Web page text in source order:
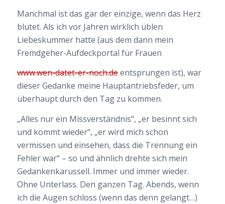
Manchmal ist das gar der einzige, wenn das Herz
blutet. Als ich vor Jahren wirklich üblen
Liebeskummer hatte (aus dem dann mein
Fremdgeher-Aufdeckportal für Frauen
www.wen-datet-er-noch.deentsprungen ist), war
dieser Gedanke meine Hauptantriebsfeder, um
überhaupt durch den Tag zu kommen.
„Alles nur ein Missverständnis“, „er besinnt sich
und kommt wieder“, „er wird mich schon
vermissen und einsehen, dass die Trennung ein
Fehler war“ – so und ähnlich drehte sich mein
Gedankenkarussell. Immer und immer wieder.
Ohne Unterlass. Den ganzen Tag. Abends, wenn
ich die Augen schloss (wenn das denn gelangt…)